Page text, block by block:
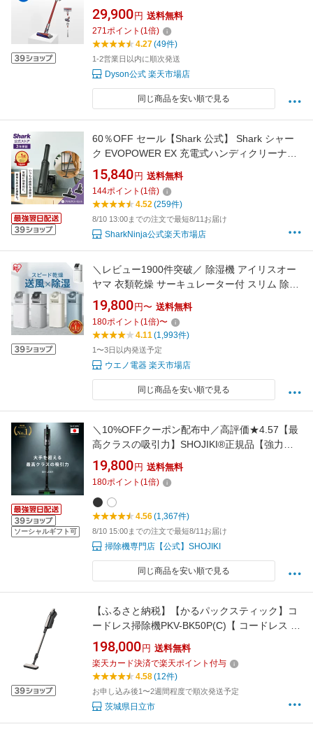
ソン掃除機 スティック掃除機 ハンディクリー
ナー ハンディ掃除機 コードレス サイクロン 軽
量 強力 掃除機ダイソン
29,900 円 送料無料
271ポイント (1倍)
4.27(49件)
1-2営業日以内に順次発送
Dyson公式 楽天市場店
同じ商品を安い順で見る
60％OFF セール【Shark 公式】 Shark シャー
ク EVOPOWER EX 充電式ハンディクリーナー
エヴォパワーイーエックス WV416J-
XKITMTWUT400J / 掃除機 コードレス ハンデ
ィー掃除機 ハンドクリーナー アクセサリー付
き スタンド付き 軽量 静音
15,840 円 送料無料
144ポイント (1倍)
4.52(259件)
8/10 13:00までの注文で最短8/11お届け
SharkNinja公式楽天市場店
＼レビュー1900件突破／ 除湿機 アイリスオー
ヤマ 衣類乾燥 サーキュレーター付 スリム 除湿
器 部屋干し 時短 デシカント式 室内 折りたたみ
窓枠物干し 洗濯物干し 梅雨 夏 カビ予防 湿気
IJD-I50 IJDC-N50 IJDC-P60 STMX-920 MW-
19,800 円〜 送料無料
180ポイント (1倍)〜
4.11(1,993件)
1〜3日以内発送予定
ウエノ電器 楽天市場店
同じ商品を安い順で見る
ソーシャルギフト可
＼10%OFFクーポン配布中／高評価★4.57【最
高クラスの吸引力】SHOJIKI®正規品【強力吸
引x1.8kgの軽量性x自走式】 自立式 コンパクト
収納 【急速充電2.5時間x着脱式】 コードレス
掃除機 掃除機 軽量 【ダブルサイクロンx吸引持
続力99%】【返品可能】SH-J001
19,800 円 送料無料
180ポイント (1倍)
4.56(1,367件)
8/10 15:00までの注文で最短8/11お届け
掃除機専門店【公式】SHOJIKI
同じ商品を安い順で見る
【ふるさと納税】【かるパックスティック】コ
ードレス掃除機PKV-BK50P(C)【 コードレス 掃
除機 HITACHI 日立 家電 茨城県 日立市 】
198,000 円 送料無料
楽天カード決済で楽天ポイント付与
4.58(12件)
お申し込み後1〜2週間程度で順次発送予定
茨城県日立市